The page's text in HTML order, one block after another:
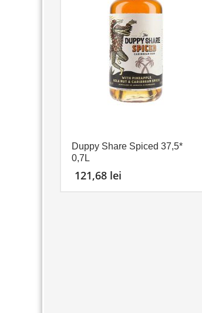
Duppy Share Spiced 37,5*
0,7L
121,68 lei